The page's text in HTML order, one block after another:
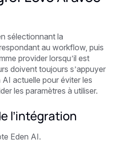
sélectionnant la
au workflow, puis
provider lorsqu’il est
doivent toujours s’appuyer
actuelle pour éviter les
les paramètres à utiliser.
l’intégration
Eden AI.